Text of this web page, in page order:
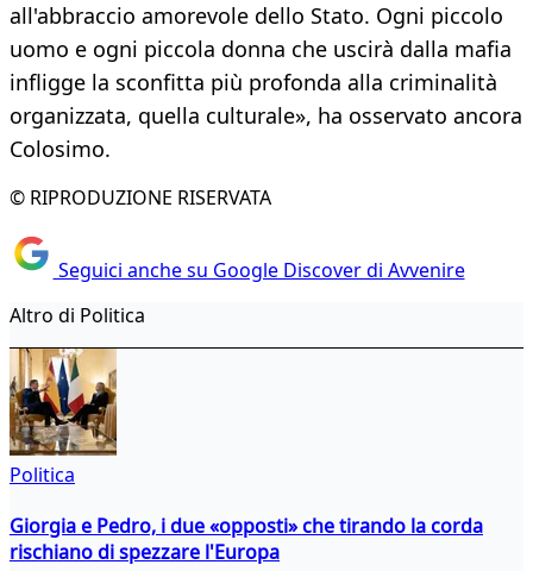
all'abbraccio amorevole dello Stato. Ogni piccolo
uomo e ogni piccola donna che uscirà dalla mafia
infligge la sconfitta più profonda alla criminalità
organizzata, quella culturale», ha osservato ancora
Colosimo.
© RIPRODUZIONE RISERVATA
Seguici anche su Google Discover di Avvenire
Altro di Politica
Politica
Giorgia e Pedro, i due «opposti» che tirando la corda
rischiano di spezzare l'Europa